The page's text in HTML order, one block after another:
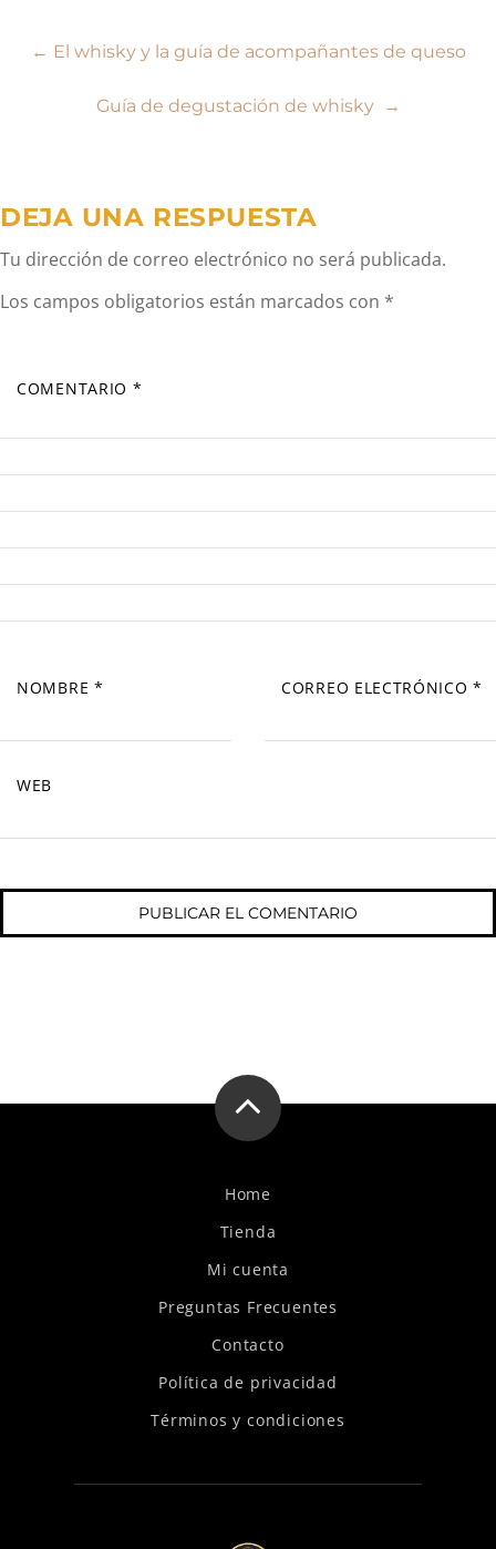
Navegación
← El whisky y la guía de acompañantes de queso
Guía de degustación de whisky →
DEJA UNA RESPUESTA
Tu dirección de correo electrónico no será publicada.
Los campos obligatorios están marcados con *
COMENTARIO *
NOMBRE * CORREO ELECTRÓNICO*
WEB
Home
Tienda
Mi cuenta
Preguntas Frecuentes
Contacto
Política de privacidad
Términos y condiciones